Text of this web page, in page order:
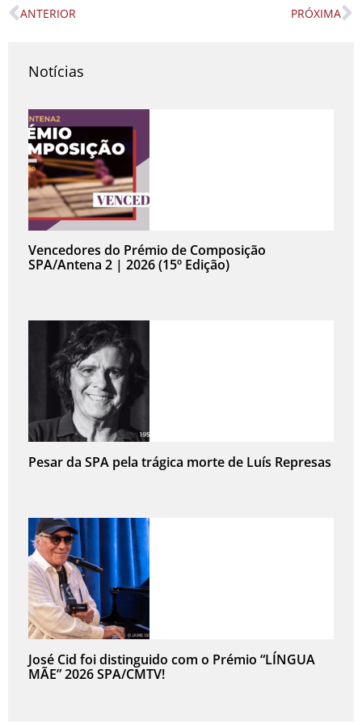
Prev
ANTERIOR PRÓXIMA
Notícias
Vencedores do Prémio de Composição
SPA/Antena 2 | 2026 (15º Edição)
Pesar da SPA pela trágica morte de Luís Represas
José Cid foi distinguido com o Prémio “LÍNGUA
MÃE” 2026 SPA/CMTV!